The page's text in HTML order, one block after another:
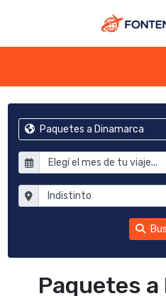
Paquetes a Dinamarca
Paquetes